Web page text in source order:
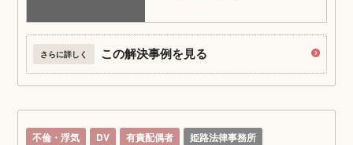
さらに詳しく この解決事例を見る
不倫・浮気 DV 有責配偶者
姫路法律事務所